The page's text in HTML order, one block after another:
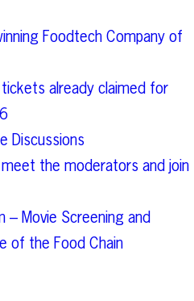
Foodtech Company of
already claimed for
Discussions
the moderators and join
Movie Screening and
of the Food Chain